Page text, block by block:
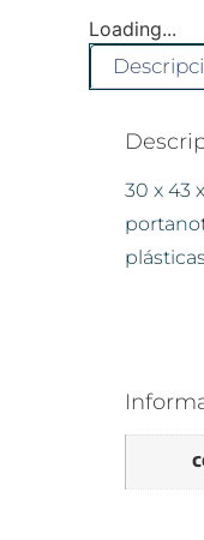
Loading...
30 x 43